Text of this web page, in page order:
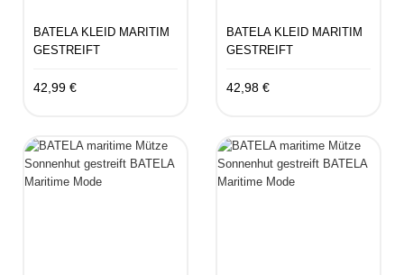
BATELA KLEID MARITIM
GESTREIFT
42,99 €
BATELA KLEID MARITIM
GESTREIFT
42,98 €